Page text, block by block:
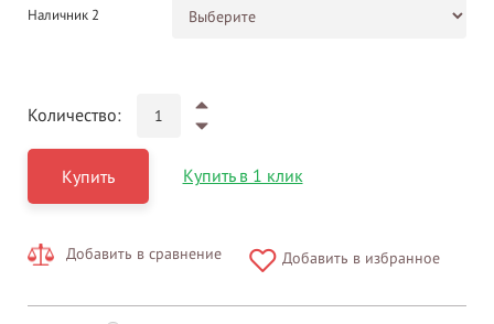
Наличник 2
Количество:
Купить Купить в 1 клик
Добавить в сравнение Добавить в избранное